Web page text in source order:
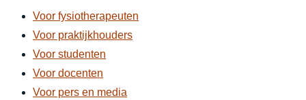
Voor fysiotherapeuten
Voor praktijkhouders
Voor studenten
Voor docenten
Voor pers en media